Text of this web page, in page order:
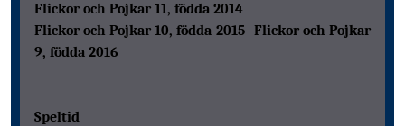
Flickor och Pojkar 11, födda 2014
Flickor och Pojkar 10, födda 2015 Flickor och Pojkar
9, födda 2016
Speltid